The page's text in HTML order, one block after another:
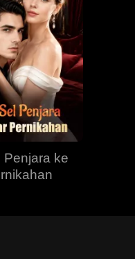
Penjara ke